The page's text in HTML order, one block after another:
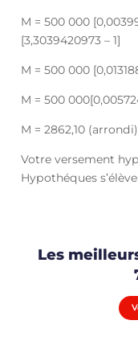
M = 500 000
[3,3039420973 – 1]
M = 500 000
M = 500
M = 2862,10 (arrondi)
Votre versement
Hypothéques
Les